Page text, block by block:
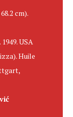
cm).
USA
Huile